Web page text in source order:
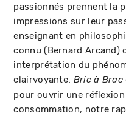
passionnés prennent la
impressions sur leur
enseignant en
connu (Bernard Arcand)
interprétation du
clairvoyante. Bric à Brac
pour ouvrir une
consommation, notre